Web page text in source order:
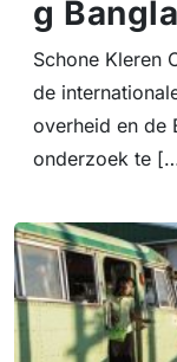
g
Schone Kleren
de
overheid en de
onderzoek te